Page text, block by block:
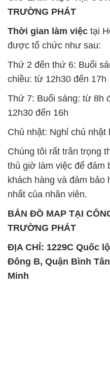
Chủ nhật: Nghỉ chủ nhật
Chúng tôi rất trân trọng
thủ giờ làm việc để đảm
nhất của nhân viên.
TRƯỜNG PHÁT
Đông B, Quận Bình
Minh